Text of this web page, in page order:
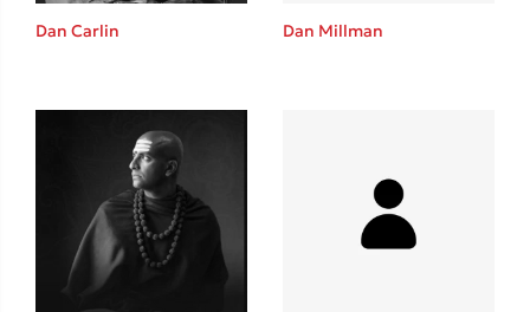
Mel Robbins
Η μέθοδος Αφήστε τους
Dan Carlin Dan Millman